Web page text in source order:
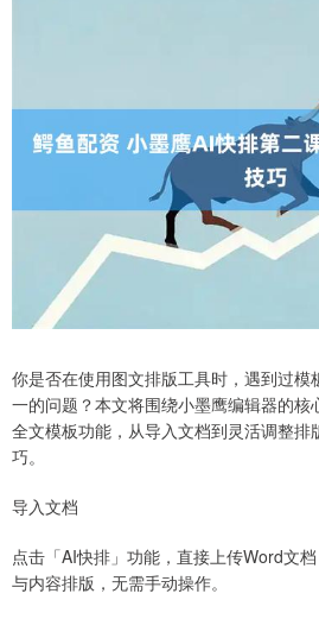
你是否在使用图文排版工具时，遇到过
一的问题？本文将围绕小墨鹰编辑器的核
全文模板功能，从导入文档到灵活调整排
巧。
导入文档
点击「AI快排」功能，直接上传Word文
与内容排版，无需手动操作。